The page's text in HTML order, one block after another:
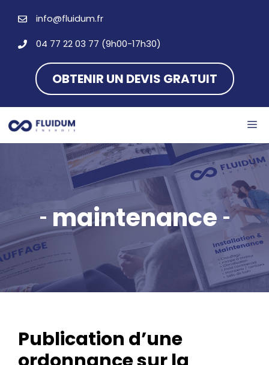
contenu
info@fluidum.fr
04 77 22 03 77 (9h00-17h30)
OBTENIR UN DEVIS GRATUIT
maintenance
Publication d’une